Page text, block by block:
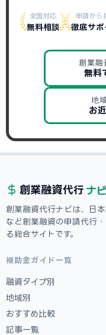
全国対応
無料相談
申請から
徹底サポ
創業融
無料
地
お
創業融資代行 ナビ
創業融資代行ナビは、日
など創業融資の申請代行
る総合サイトです。
補助金ガイド一覧
融資タイプ別
地域別
おすすめ比較
記事一覧